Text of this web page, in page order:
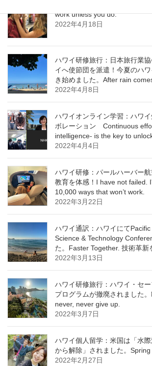
work unless you do.
2022年4月18日
ハワイ研修旅行：日本旅行業
イへ使節団を派遣！今夏のハ
き始めました。After rain
2022年4月8日
ハワイオンライン学習：ハワ
ボレーション Continuous
intelligence- is the key to
2022年4月4日
ハワイ研修：パールハーバー
教育を体感！I have not failed.
10,000 ways that won’t work.
2022年3月22日
ハワイ通訳：ハワイにて
Science & Technology
た。Faster Together. 技術革新
2022年3月13日
ハワイ研修旅行：ハワイ・セー
プログラムが撤廃されました
never, never give up.
2022年3月7日
ハワイ個人留学：米国は「水
から解除」されました。
2022年2月27日